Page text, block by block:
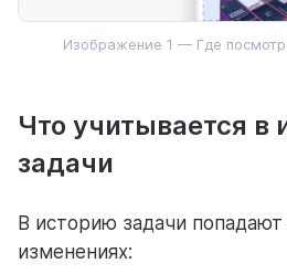
Изображение 1 — Где
Что учитывается в
задачи
В историю задачи попадают
изменениях: